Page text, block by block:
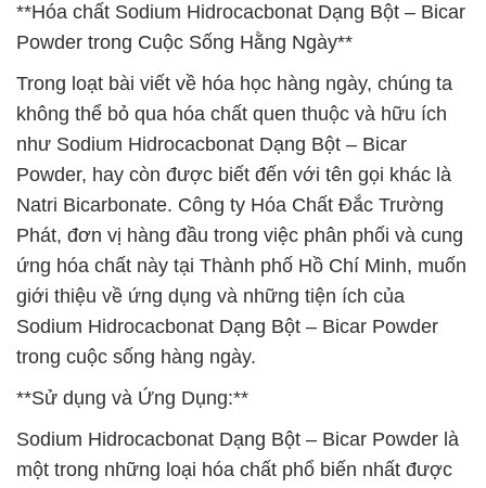
**Hóa chất Sodium Hidrocacbonat Dạng Bột – Bicar
Powder trong Cuộc Sống Hằng Ngày**
Trong loạt bài viết về hóa học hàng ngày, chúng ta
không thể bỏ qua hóa chất quen thuộc và hữu ích
như Sodium Hidrocacbonat Dạng Bột – Bicar
Powder, hay còn được biết đến với tên gọi khác là
Natri Bicarbonate. Công ty Hóa Chất Đắc Trường
Phát, đơn vị hàng đầu trong việc phân phối và cung
ứng hóa chất này tại Thành phố Hồ Chí Minh, muốn
giới thiệu về ứng dụng và những tiện ích của
Sodium Hidrocacbonat Dạng Bột – Bicar Powder
trong cuộc sống hàng ngày.
**Sử dụng và Ứng Dụng:**
Sodium Hidrocacbonat Dạng Bột – Bicar Powder là
một trong những loại hóa chất phổ biến nhất được